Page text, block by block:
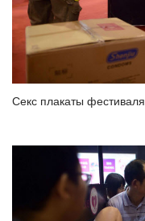
Секс плакаты фестиваля